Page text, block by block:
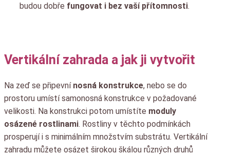
budou dobře fungovat i bez vaší přítomnosti.
Vertikální zahrada a jak ji vytvořit
Na zeď se připevní nosná konstrukce, nebo se do
prostoru umístí samonosná konstrukce v požadované
velikosti. Na konstrukci potom umístíte moduly
osázené rostlinami. Rostliny v těchto podmínkách
prosperují i s minimálním množstvím substrátu. Vertikální
zahradu můžete osázet širokou škálou různých druhů